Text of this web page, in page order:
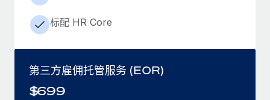
标配 HR Core
第三方雇佣托管服务 (EOR)
$699